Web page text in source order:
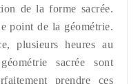
de la forme sacrée.
point de la géométrie.
plusieurs heures au
sacrée sont
prendre ces